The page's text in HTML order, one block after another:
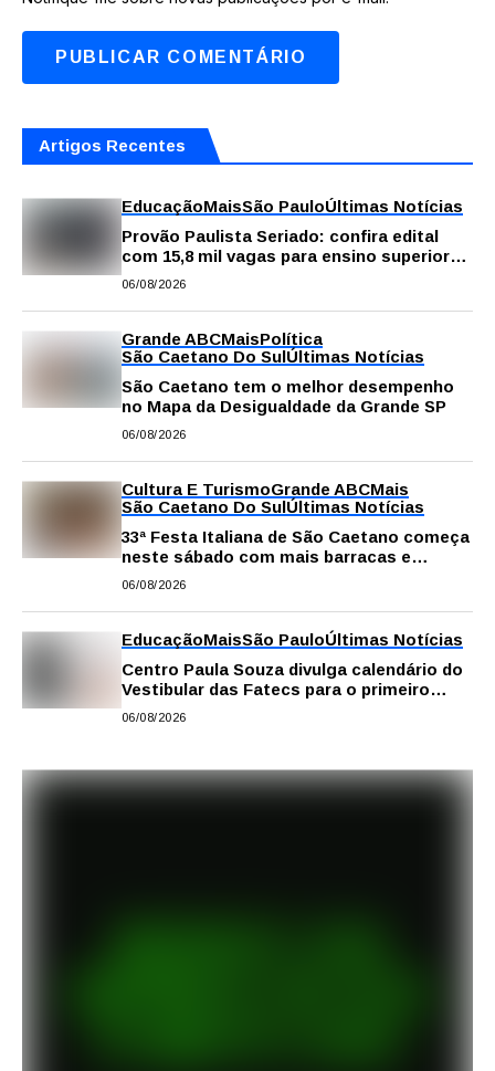
Artigos Recentes
EducaçãoMaisSão PauloÚltimas Notícias
Provão Paulista Seriado: confira edital
com 15,8 mil vagas para ensino superior
público
06/08/2026
Grande ABCMaisPolítica
São Caetano Do SulÚltimas Notícias
São Caetano tem o melhor desempenho
no Mapa da Desigualdade da Grande SP
06/08/2026
Cultura E TurismoGrande ABCMais
São Caetano Do SulÚltimas Notícias
33ª Festa Italiana de São Caetano começa
neste sábado com mais barracas e
novidades em decoração e atrações
06/08/2026
EducaçãoMaisSão PauloÚltimas Notícias
Centro Paula Souza divulga calendário do
Vestibular das Fatecs para o primeiro
semestre de 2027
06/08/2026